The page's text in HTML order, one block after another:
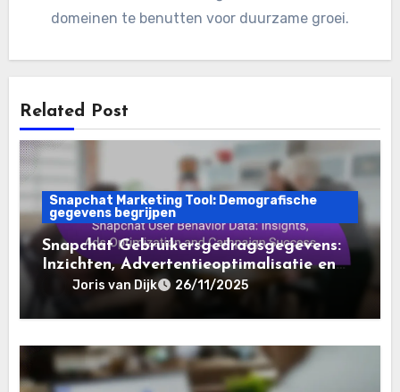
ByJoris van Dijk
meer dan tien jaar ervaring in de digitale
marketingwereld helpt hij ondernemers om hun
online zichtbaarheid te vergroten en waardevolle
domeinen te benutten voor duurzame groei.
Related Post
Snapchat Marketing Tool: Demografische
gegevens begrijpen